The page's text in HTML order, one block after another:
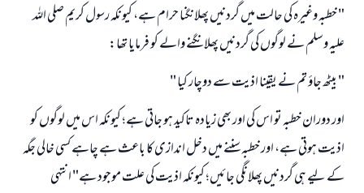
" خطبہ وغيرہ كى حالت ميں گردنيں پھلانگنا حرام ہے، كيونكہ رسول كريم صلى اللہ
عليہ وسلم نے لوگوں كى گردنيں پھلانگنے والے كو فرمايا تھا:
" بيٹھ جاؤ تم نے يقينا اذيت سے دوچار كيا "
اور دوران خطبہ تو اس كى اور بھى زيادہ تاكيد ہو جاتى ہے؛ كيونكہ اس ميں لوگوں كو
اذيت ہوتى ہے، اور خطبہ سننے ميں دخل اندازى كا باعث ہے چاہے كسى خالى جگہ
كے ليے ہى گردنيں پھلانگى جائيں؛ كيونكہ اذيت كى علت موجود ہے" انتہى